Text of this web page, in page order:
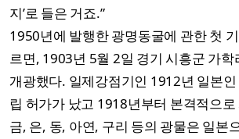
지’로 들은 거죠.”
1950년에 발행한 광명동굴에 관한 첫
르면, 1903년 5월 2일 경기 시흥군 가학
개광했다. 일제강점기인 1912년 일본
립 허가가 났고 1918년부터 본격적으
금, 은, 동, 아연, 구리 등의 광물은 일본